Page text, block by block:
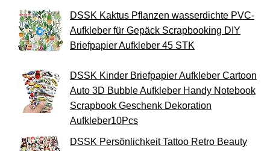
DSSK Kaktus Pflanzen wasserdichte PVC-
Aufkleber für Gepäck Scrapbooking DIY
Briefpapier Aufkleber 45 STK
DSSK Kinder Briefpapier Aufkleber Cartoon
Auto 3D Bubble Aufkleber Handy Notebook
Scrapbook Geschenk Dekoration
Aufkleber10Pcs
DSSK Persönlichkeit Tattoo Retro Beauty